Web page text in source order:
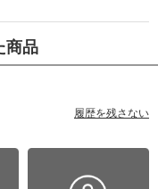
商品
履歴を残さない